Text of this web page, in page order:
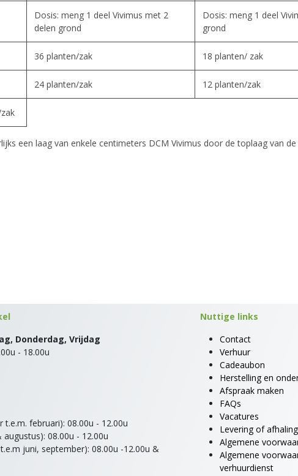
Dosis: meng 1 deel Vivimus met 2
delen grond
Dosis: meng 1 deel
grond
36 planten/zak 18 planten/ zak
24 planten/zak 12 planten/zak
een laag van enkele centimeters DCM Vivimus door de toplaag van
Donderdag, Vrijdag
- 18.00u
t.e.m. februari): 08.00u - 12.00u
08.00u - 12.00u
juni, september): 08.00u -12.00u &
Nuttige links
Contact
Verhuur
Cadeaubon
Herstelling en
Afspraak maken
FAQs
Vacatures
Levering of afhaling
Algemene
Algemene
verhuurdienst